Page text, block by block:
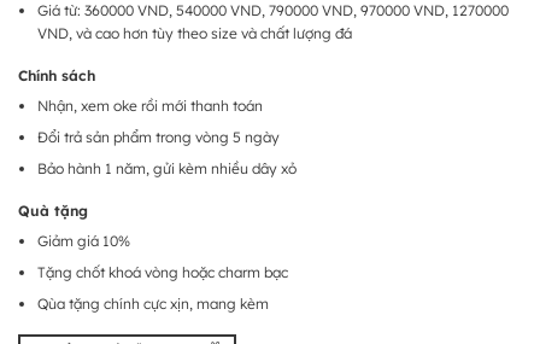
Giá từ: 360000 VND, 540000 VND, 790000 VND, 970000 VND, 1270000
VND, và cao hơn tùy theo size và chất lượng đá
Chính sách
Nhận, xem oke rồi mới thanh toán
Đổi trả sản phẩm trong vòng 5 ngày
Bảo hành 1 năm, gửi kèm nhiều dây xỏ
Quà tặng
Giảm giá 10%
Tặng chốt khoá vòng hoặc charm bạc
Qùa tặng chính cực xịn, mang kèm